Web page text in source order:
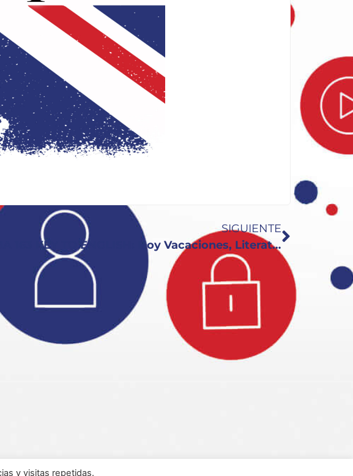
SIGUIENTE
PROGRAMA 163 KEY TO ENGLISH: Hoy Vacaciones, Literatura, Cine y Personajes
y visitas repetidas.